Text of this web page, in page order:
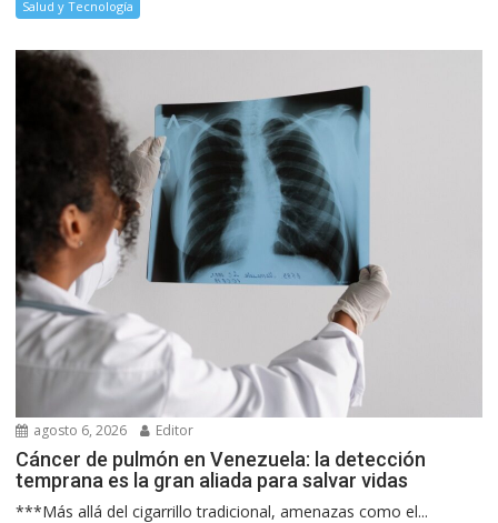
Salud y Tecnología
agosto 6, 2026 Editor
Cáncer de pulmón en Venezuela: la detección
temprana es la gran aliada para salvar vidas
***Más allá del cigarrillo tradicional, amenazas como el...